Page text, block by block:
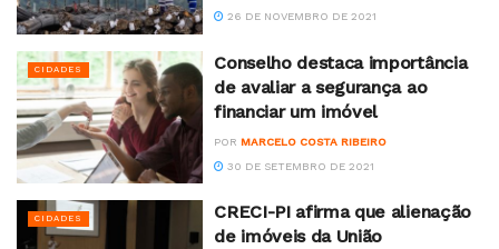
26 DE NOVEMBRO DE 2021
CIDADES
Conselho destaca importância
de avaliar a segurança ao
financiar um imóvel
POR MARCELO COSTA RIBEIRO
30 DE SETEMBRO DE 2021
CIDADES
CRECI-PI afirma que alienação
de imóveis da União